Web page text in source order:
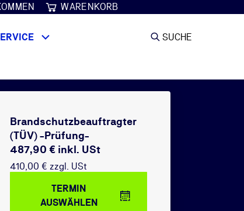
WARENKORB
SUCHE
Brandschutzbeauftragter
(TÜV) -Prüfung-
487,90 € inkl. USt
410,00 € zzgl. USt
TERMIN
AUSWÄHLEN